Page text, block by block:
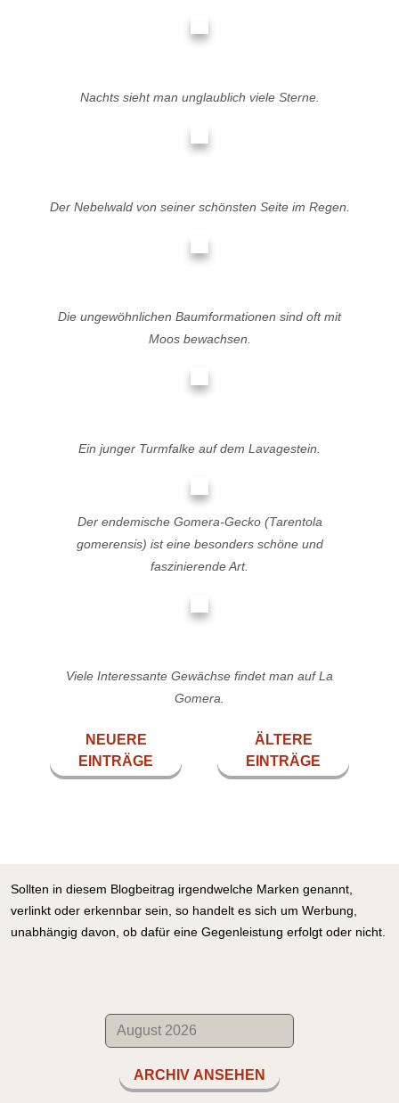
Nachts sieht man unglaublich viele Sterne.
Der Nebelwald von seiner schönsten Seite im Regen.
Die ungewöhnlichen Baumformationen sind oft mit
Moos bewachsen.
Ein junger Turmfalke auf dem Lavagestein.
Der endemische Gomera-Gecko (Tarentola
gomerensis) ist eine besonders schöne und
faszinierende Art.
Viele Interessante Gewächse findet man auf La
Gomera.
NEUERE
EINTRÄGE
ÄLTERE
EINTRÄGE
Sollten in diesem Blogbeitrag irgendwelche Marken genannt,
verlinkt oder erkennbar sein, so handelt es sich um Werbung,
unabhängig davon, ob dafür eine Gegenleistung erfolgt oder nicht.
ARCHIV ANSEHEN